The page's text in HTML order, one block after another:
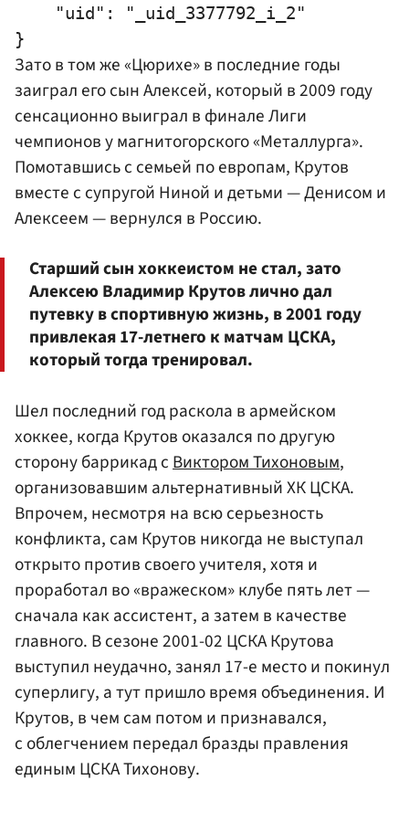
    "uid": "_uid_3377792_i_2"
Зато в том же «Цюрихе» в последние годы
заиграл его сын Алексей, который в 2009 году
сенсационно выиграл в финале Лиги
чемпионов у магнитогорского «Металлурга».
Помотавшись с семьей по европам, Крутов
вместе с супругой Ниной и детьми — Денисом и
Алексеем — вернулся в Россию.
Старший сын хоккеистом не стал, зато
Алексею Владимир Крутов лично дал
путевку в спортивную жизнь, в 2001 году
привлекая 17-летнего к матчам ЦСКА,
который тогда тренировал.
Шел последний год раскола в армейском
хоккее, когда Крутов оказался по другую
сторону баррикад сВиктором Тихоновым,
организовавшим альтернативный ХК ЦСКА.
Впрочем, несмотря на всю серьезность
конфликта, сам Крутов никогда не выступал
открыто против своего учителя, хотя и
проработал во «вражеском» клубе пять лет —
сначала как ассистент, а затем в качестве
главного. В сезоне 2001-02 ЦСКА Крутова
выступил неудачно, занял 17-е место и покинул
суперлигу, а тут пришло время объединения. И
Крутов, в чем сам потом и признавался,
с облегчением передал бразды правления
единым ЦСКА Тихонову.